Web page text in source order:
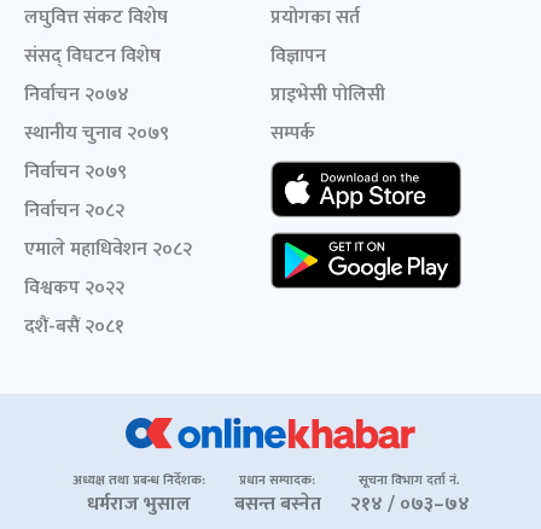
लघुवित्त संकट विशेष
संसद् विघटन विशेष
निर्वाचन २०७४
स्थानीय चुनाव २०७९
निर्वाचन २०७९
निर्वाचन २०८२
एमाले महाधिवेशन २०८२
विश्वकप २०२२
दशैं-बसैं २०८१
प्रयोगका सर्त
विज्ञापन
प्राइभेसी पोलिसी
सम्पर्क
अध्यक्ष तथा प्रबन्ध निर्देशक:
धर्मराज भुसाल
प्रधान सम्पादक:
बसन्त बस्नेत
सूचना विभाग दर्ता नं.
२१४ / ०७३–७४